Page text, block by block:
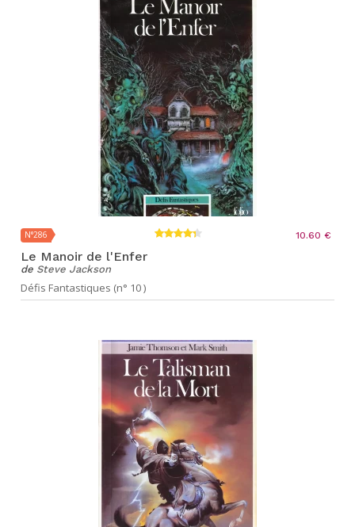
N°286 10.60 €
Le Manoir de l'Enfer
de Steve Jackson
Défis Fantastiques (n° 10 )